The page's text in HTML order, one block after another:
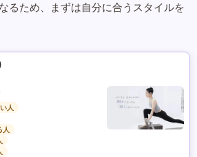
るため、まずは自分に合うスタイルを
人
人